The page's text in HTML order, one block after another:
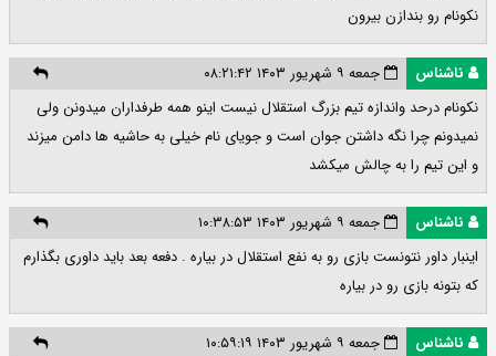
نکونام رو بندازن بیرون
ناشناس
جمعه ۹ شهریور ۱۴۰۳ ۰۸:۲۱:۴۲
نکونام درحد واندازه تیم بزرگ استقلال نیست اینو همه طرفداران میدونن ولی
نمیدونم چرا نگه داشتن جوان است و جویای نام خیلی به حاشیه ها دامن میزند
و این تیم را به چالش میکشد
ناشناس
جمعه ۹ شهریور ۱۴۰۳ ۱۰:۳۸:۵۳
اینبار داور نتونست بازی رو به نفع استقلال در بیاره . دفعه بعد باید داوری بگذارم
که بتونه بازی رو در بیاره
ناشناس
جمعه ۹ شهریور ۱۴۰۳ ۱۰:۵۹:۱۹